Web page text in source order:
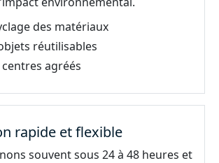
des matériaux
réutilisables
agréés
rapide et flexible
souvent sous 24 à 48 heures et